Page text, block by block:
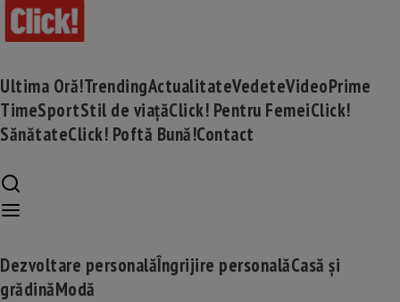
Ultima Oră!TrendingActualitateVedeteVideoPrime
TimeSportStil de viațăClick! Pentru FemeiClick!
SănătateClick! Poftă Bună!Contact
Dezvoltare personalăÎngrijire personalăCasă și
grădinăModă